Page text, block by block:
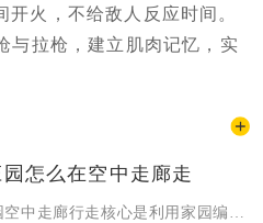
火，不给敌人反应时间。
与拉枪，建立肌肉记忆，实
园怎么在空中走廊走
摩尔庄园空中走廊行走核心是利用家园编辑模式的家具卡悬浮与椅子传送，配合玻璃栈...